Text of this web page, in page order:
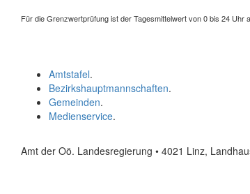
Für die Grenzwertprüfung ist der Tagesmittelwert von 0 bis 24
Amtstafel.
Bezirkshauptmannschaften.
Gemeinden.
Medienservice.
Amt der Oö. Landesregierung • 4021 Linz,